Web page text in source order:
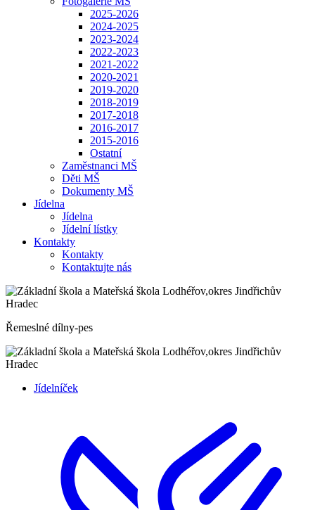
2025-2026
2024-2025
2023-2024
2022-2023
2021-2022
2020-2021
2019-2020
2018-2019
2017-2018
2016-2017
2015-2016
Ostatní
Zaměstnanci MŠ
Děti MŠ
Dokumenty MŠ
Jídelna
Jídelna
Jídelní lístky
Kontakty
Kontakty
Kontaktujte nás
Řemeslné dílny-pes
Jídelníček